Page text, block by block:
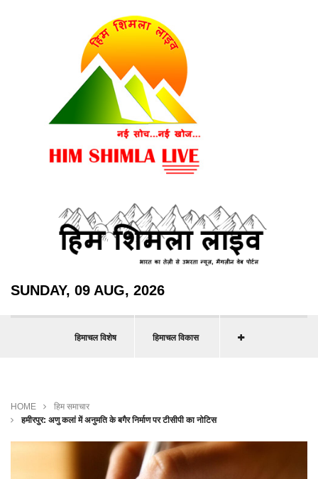
SUNDAY, 09 AUG, 2026
हिमाचल विशेष हिमाचल विकास
HOME
हिम समाचार
हमीरपुर: अणु कलां में अनुमति के बगैर निर्माण पर टीसीपी का नोटिस